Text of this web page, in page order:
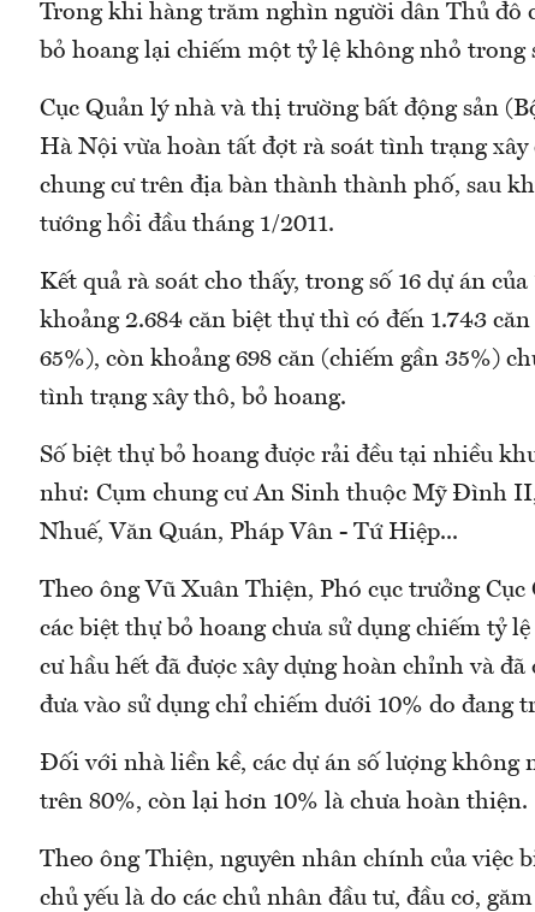
Trong khi hàng trăm nghìn người dân Thủ đô
bỏ hoang lại chiếm một tỷ lệ không nhỏ trong
Cục Quản lý nhà và thị trường bất động sản
Hà Nội vừa hoàn tất đợt rà soát tình trạng xây
chung cư trên địa bàn thành thành phố, sau
tướng hồi đầu tháng 1/2011.
Kết quả rà soát cho thấy, trong số 16 dự án
khoảng 2.684 căn biệt thự thì có đến 1.743
65%), còn khoảng 698 căn (chiếm gần 35%)
tình trạng xây thô, bỏ hoang.
Số biệt thự bỏ hoang được rải đều tại nhiều
như: Cụm chung cư An Sinh thuộc Mỹ Đình
Nhuế, Văn Quán, Pháp Vân - Tứ Hiệp...
Theo ông Vũ Xuân Thiện, Phó cục trưởng
các biệt thự bỏ hoang chưa sử dụng chiếm tỷ
cư hầu hết đã được xây dựng hoàn chỉnh và đã
đưa vào sử dụng chỉ chiếm dưới 10% do đang
Đối với nhà liền kề, các dự án số lượng không
trên 80%, còn lại hơn 10% là chưa hoàn thiện.
Theo ông Thiện, nguyên nhân chính của việc
chủ yếu là do các chủ nhân đầu tư, đầu cơ,